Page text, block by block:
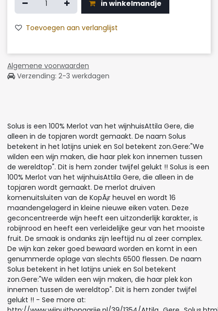
in winkelmandje
Toevoegen aan verlanglijst
Algemene voorwaarden
Verzending: 2-3 werkdagen
Solus is een 100% Merlot van het wijnhuisAttila Gere, die
alleen in de topjaren wordt gemaakt. De naam Solus
betekent in het latijns uniek en Sol betekent zon.Gere:"We
wilden een wijn maken, die haar plek kon innemen tussen
de wereldtop". Dit is hem zonder twijfel gelukt !! Solus is een
100% Merlot van het wijnhuisAttila Gere, die alleen in de
topjaren wordt gemaakt. De merlot druiven
komenuitsluiten van de KopÃ¡r heuvel en wordt 16
maandengelagerd in kleine nieuwe eiken vaten. Deze
geconcentreerde wijn heeft een uitzonderlijk karakter, is
robijnrood en heeft een verleidelijke geur van het mooiste
fruit. De smaak is ondanks zijn leeftijd nu al zeer complex.
De wijn kan zeker goed bewaard worden en komt in een
genummerde oplage van slechts 6500 flessen. De naam
Solus betekent in het latijns uniek en Sol betekent
zon.Gere:"We wilden een wijn maken, die haar plek kon
innemen tussen de wereldtop". Dit is hem zonder twijfel
gelukt !! - See more at: